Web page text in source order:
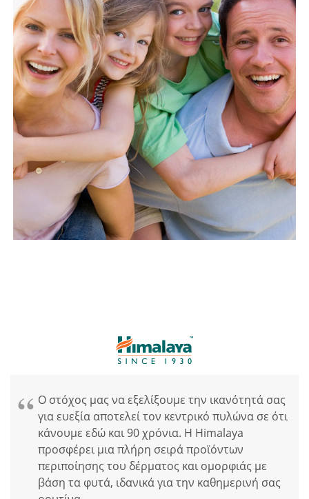
Ο στόχος μας να εξελίξουμε την ικανότητά σας
για ευεξία αποτελεί τον κεντρικό πυλώνα σε ότι
κάνουμε εδώ και 90 χρόνια. Η Himalaya
προσφέρει μια πλήρη σειρά προϊόντων
περιποίησης του δέρματος και ομορφιάς με
βάση τα φυτά, ιδανικά για την καθημερινή σας